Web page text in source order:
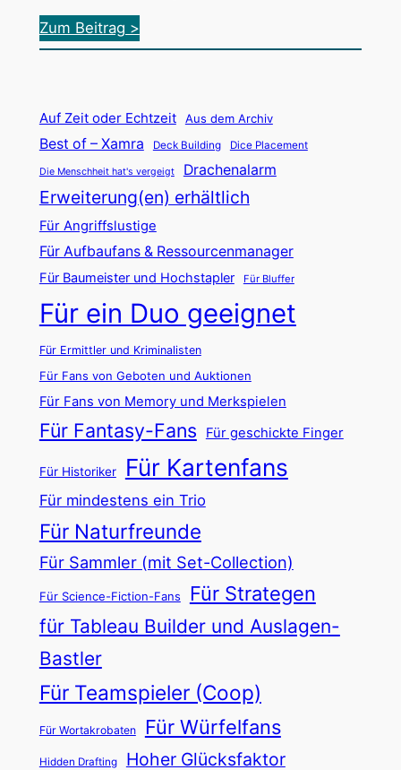
io
t
r
e
m
e
n
k
l
a
r
r
G
e
w
n
n
r
Zum Beitrag >:
O
k
:
N
e
t
r
m
d
r
R
u
d
b
l
Auf Zeit oder Echtzeit Aus dem Archiv
Best of – Xamra Deck Building Dice Placement
Die Menschheit hat's vergeigt Drachenalarm
Erweiterung(en) erhältlich
Für Angriffslustige
Für Aufbaufans & Ressourcenmanager
Für Baumeister und Hochstapler Für Bluffer
Für ein Duo geeignet
Für Ermittler und Kriminalisten
Für Fans von Geboten und Auktionen
Für Fans von Memory und Merkspielen
Für Fantasy-Fans Für geschickte Finger
Für Historiker Für Kartenfans
Für mindestens ein Trio
Für Naturfreunde
Für Sammler (mit Set-Collection)
Für Science-Fiction-Fans Für Strategen
für Tableau Builder und Auslagen-
Bastler
Für Teamspieler (Coop)
Für Wortakrobaten Für Würfelfans
Hidden Drafting Hoher Glücksfaktor